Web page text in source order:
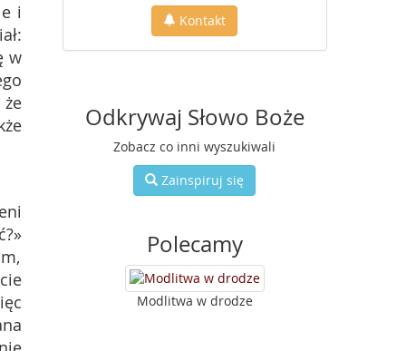
i
w
Kontakt
Odkrywaj Słowo Boże
Zobacz co inni wyszukiwali
Zainspiruj się
Polecamy
Modlitwa w drodze